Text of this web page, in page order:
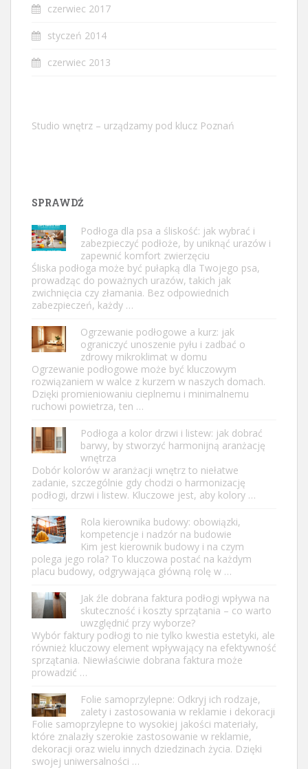
czerwiec 2017
styczeń 2014
czerwiec 2013
Studio wnętrz – urządzamy pod klucz Poznań
SPRAWDŹ
Podłoga dla psa a śliskość: jak wybrać i
zabezpieczyć podłoże, by uniknąć urazów i
zapewnić komfort zwierzęciu
Śliska podłoga może być pułapką dla Twojego psa,
prowadząc do poważnych urazów, takich jak
zwichnięcia czy złamania. Bez odpowiednich
zabezpieczeń, każdy …
Ogrzewanie podłogowe a kurz: jak
ograniczyć unoszenie pyłu i zadbać o
zdrowy mikroklimat w domu
Ogrzewanie podłogowe może być kluczowym
rozwiązaniem w walce z kurzem w naszych domach.
Dzięki promieniowaniu cieplnemu i minimalnemu
ruchowi powietrza, ten …
Podłoga a kolor drzwi i listew: jak dobrać
barwy, by stworzyć harmonijną aranżację
wnętrza
Dobór kolorów w aranżacji wnętrz to niełatwe
zadanie, szczególnie gdy chodzi o harmonizację
podłogi, drzwi i listew. Kluczowe jest, aby kolory …
Rola kierownika budowy: obowiązki,
kompetencje i nadzór na budowie
Kim jest kierownik budowy i na czym
polega jego rola? To kluczowa postać na każdym
placu budowy, odgrywająca główną rolę w …
Jak źle dobrana faktura podłogi wpływa na
skuteczność i koszty sprzątania – co warto
uwzględnić przy wyborze?
Wybór faktury podłogi to nie tylko kwestia estetyki, ale
również kluczowy element wpływający na efektywność
sprzątania. Niewłaściwie dobrana faktura może
prowadzić …
Folie samoprzylepne: Odkryj ich rodzaje,
zalety i zastosowania w reklamie i dekoracji
Folie samoprzylepne to wysokiej jakości materiały,
które znalazły szerokie zastosowanie w reklamie,
dekoracji oraz wielu innych dziedzinach życia. Dzięki
swojej uniwersalności …